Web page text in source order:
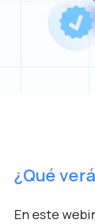
He
RGPDde
¿Qué
En este